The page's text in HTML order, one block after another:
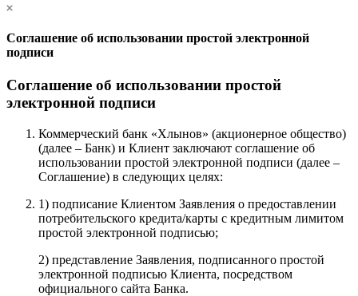
Соглашение об использовании простой электронной
подписи
Соглашение об использовании простой
электронной подписи
Коммерческий банк «Хлынов» (акционерное общество)
(далее – Банк) и Клиент заключают соглашение об
использовании простой электронной подписи (далее –
Соглашение) в следующих целях:
1) подписание Клиентом Заявления о предоставлении
потребительского кредита/карты с кредитным лимитом
простой электронной подписью;
2) представление Заявления, подписанного простой
электронной подписью Клиента, посредством
официального сайта Банка.